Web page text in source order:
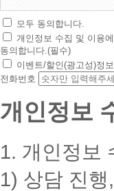
초
간
편
상
담
청
대
폰
모두 동의합니다.
개인정보 수집 및 이용에
동의합니다.(필수)
이벤트/할인(광고성)정
전화번호
개인정보
1. 개인정보
1) 상담 진